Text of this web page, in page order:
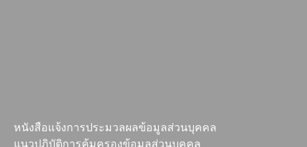
หนังสือแจ้งการประมวลผลข้อมูลส่วนบุคคล
แนวปฏิบัติการคุ้มครองข้อมูลส่วนบุคคล